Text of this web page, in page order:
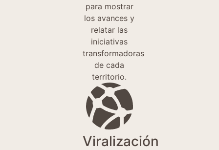
para mostrar
los avances y
relatar las
iniciativas
transformadoras
de cada
territorio.
Viralización